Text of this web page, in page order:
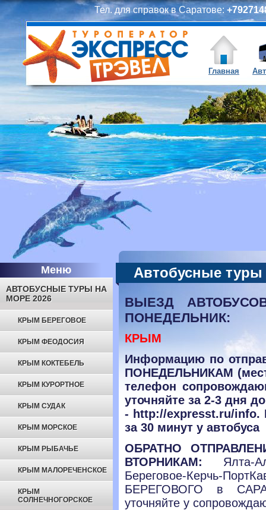
Тел. для справок в Саратове:
Главная
Меню
АВТОБУСНЫЕ ТУРЫ НА
МОРЕ 2026
КРЫМ БЕРЕГОВОЕ
КРЫМ ФЕОДОСИЯ
КРЫМ КОКТЕБЕЛЬ
КРЫМ КУРОРТНОЕ
КРЫМ СУДАК
КРЫМ МОРСКОЕ
КРЫМ РЫБАЧЬЕ
КРЫМ МАЛОРЕЧЕНСКОЕ
КРЫМ
СОЛНЕЧНОГОРСКОЕ
Автобусные
ВЫЕЗД
ПОНЕДЕЛЬНИК:
КРЫМ
Информацию по
ПОНЕДЕЛЬНИКАМ
телефон
уточняйте за 2-3 дня
- http://expresst.ru/info.
за 30 минут у автобуса
ОБРАТНО
ВТОРНИКАМ: Ялта-
Береговое-Керчь-
БЕРЕГОВОГО в
уточняйте у